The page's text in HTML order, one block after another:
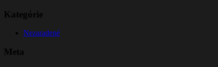
Kategórie
Nezaradené
Meta